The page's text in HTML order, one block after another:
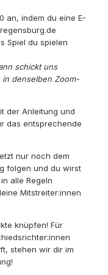
an, indem du eine E-
Spiel du spielen
schickt uns
in denselben Zoom-
der Anleitung und
das entsprechende
nur noch dem
folgen und du wirst
alle Regeln
Mitstreiter:innen
knüpfen! Für
stehen wir dir im